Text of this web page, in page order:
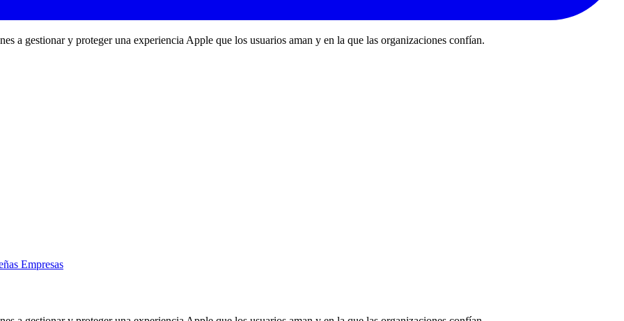
a gestionar y proteger una experiencia Apple que los usuarios aman y en la que las organizaciones confían.
Empresas